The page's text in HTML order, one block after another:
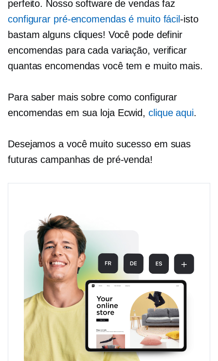
perfeito. Nosso software de vendas faz
configurar pré-encomendas é muito fácil-isto
bastam alguns cliques! Você pode definir
encomendas para cada variação, verificar
quantas encomendas você tem e muito mais.
Para saber mais sobre como configurar
encomendas em sua loja Ecwid, clique aqui.
Desejamos a você muito sucesso em suas
futuras campanhas de pré-venda!